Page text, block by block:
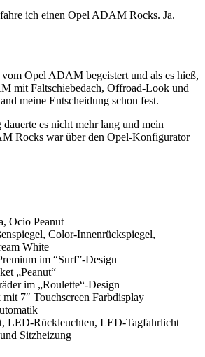
ich einen Opel ADAM Rocks. Ja.
Opel ADAM begeistert und als es hieß,
mit Faltschiebedach, Offroad-Look und
meine Entscheidung schon fest.
es nicht mehr lang und mein
Rocks war über den Opel-Konfigurator
Ocio Peanut
Color-Innenrückspiegel,
White
im “Surf”-Design
„Peanut“
im „Roulette“-Design
7″ Touchscreen Farbdisplay
LED-Rückleuchten, LED-Tagfahrlicht
Sitzheizung